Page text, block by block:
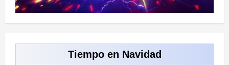
Tiempo en Navidad